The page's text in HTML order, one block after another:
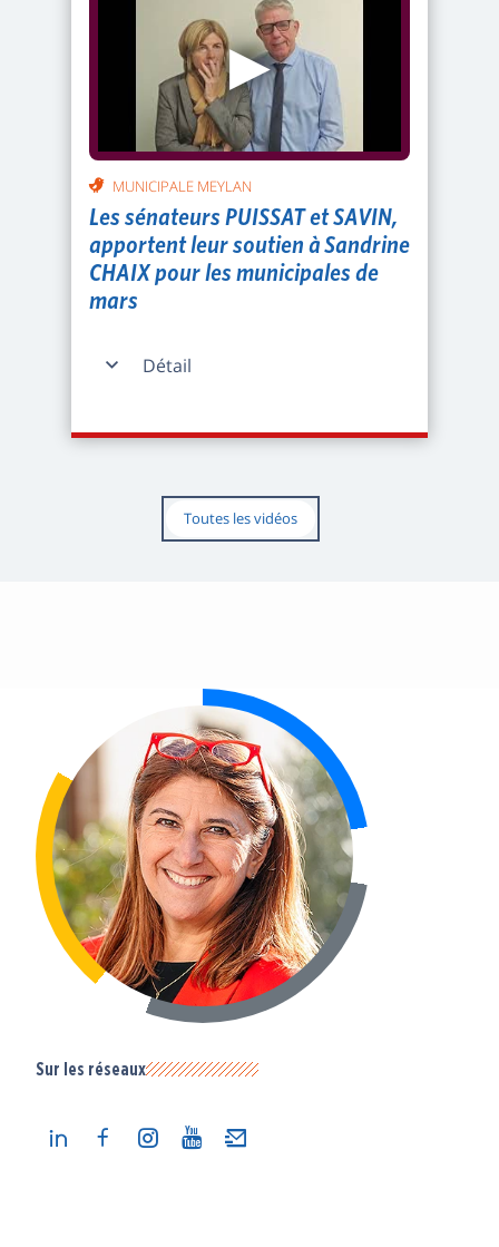
▶
MUNICIPALE MEYLAN
Les sénateurs PUISSAT et SAVIN,
apportent leur soutien à Sandrine
CHAIX pour les municipales de
mars
Détail
Toutes les vidéos
Sur les réseaux